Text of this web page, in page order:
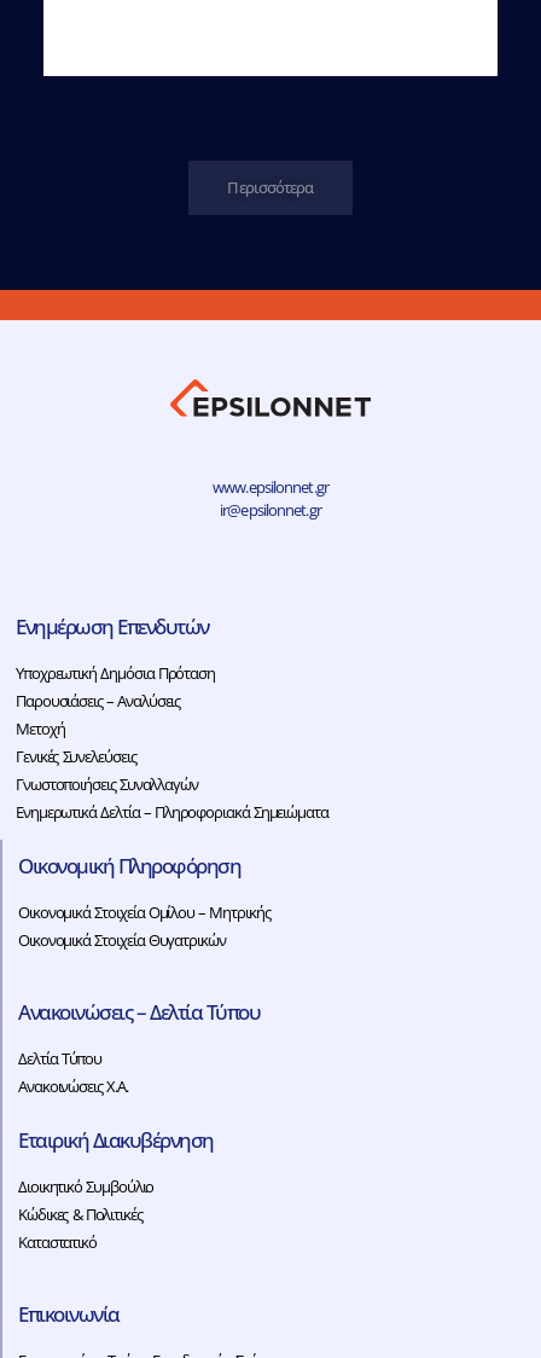
Περισσότερα
www.epsilonnet.gr
ir@epsilonnet.gr
Ενημέρωση Επενδυτών
Υποχρεωτική Δημόσια Πρόταση
Παρουσιάσεις – Αναλύσεις
Μετοχή
Γενικές Συνελεύσεις
Γνωστοποιήσεις Συναλλαγών
Ενημερωτικά Δελτία – Πληροφοριακά Σημειώματα
Οικονομική Πληροφόρηση
Οικονομικά Στοιχεία Ομίλου – Μητρικής
Οικονομικά Στοιχεία Θυγατρικών
Ανακοινώσεις – Δελτία Τύπου
Δελτία Τύπου
Ανακοινώσεις Χ.Α.
Εταιρική Διακυβέρνηση
Διοικητικό Συμβούλιο
Κώδικες & Πολιτικές
Καταστατικό
Επικοινωνία